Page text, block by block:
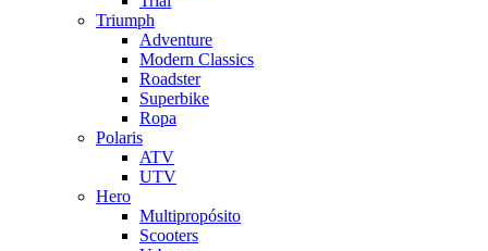
Triumph
Adventure
Modern Classics
Roadster
Superbike
Ropa
Polaris
ATV
UTV
Hero
Multipropósito
Scooters